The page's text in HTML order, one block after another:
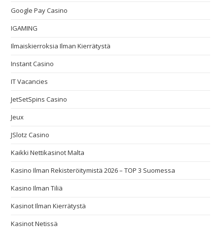
Google Pay Casino
IGAMING
Ilmaiskierroksia Ilman Kierrätystä
Instant Casino
IT Vacancies
JetSetSpins Casino
Jeux
JSlotz Casino
Kaikki Nettikasinot Malta
Kasino Ilman Rekisteröitymistä 2026 – TOP 3 Suomessa
Kasino Ilman Tiliä
Kasinot Ilman Kierrätystä
Kasinot Netissä